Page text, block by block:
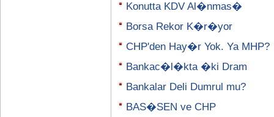
Konutta KDV Al�nmas�
Borsa Rekor K�r�yor
CHP'den Hay�r Yok. Ya MHP?
Bankac�l�kta �ki Dram
Bankalar Deli Dumrul mu?
BAS�SEN ve CHP